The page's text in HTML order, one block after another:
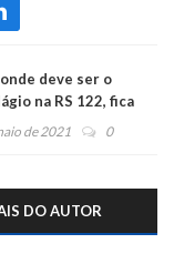
deve ser o
na RS 122, fica
de 2021 0
DO AUTOR